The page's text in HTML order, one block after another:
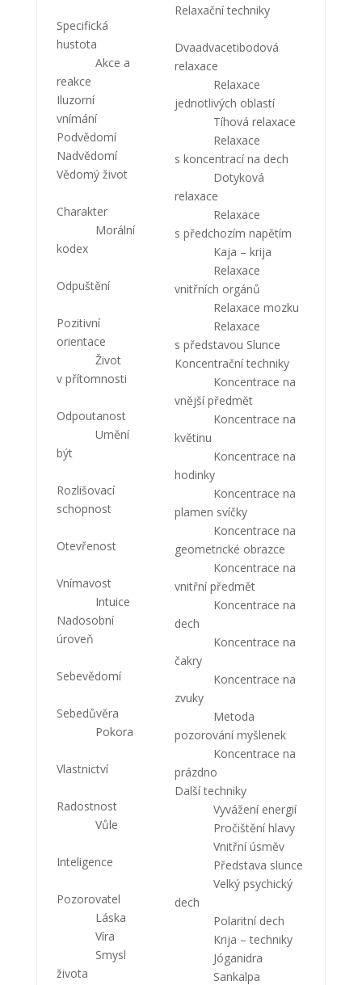
Specifická
hustota
Akce a
reakce
Iluzorní
vnímání
Podvědomí
Nadvědomí
Vědomý život
Charakter
Morální
kodex
Odpuštění
Pozitivní
orientace
Život
v přítomnosti
Odpoutanost
Umění
být
Rozlišovací
schopnost
Otevřenost
Vnímavost
Intuice
Nadosobní
úroveň
Sebevědomí
Sebedůvěra
Pokora
Vlastnictví
Radostnost
Vůle
Inteligence
Pozorovatel
Láska
Víra
Smysl
života
Relaxační techniky
Dvaadvacetibodová
relaxace
Relaxace
jednotlivých oblastí
Tíhová relaxace
Relaxace
s koncentrací na dech
Dotyková
relaxace
Relaxace
s předchozím napětím
Kaja – krija
Relaxace
vnitřních orgánů
Relaxace mozku
Relaxace
s představou Slunce
Koncentrační techniky
Koncentrace na
vnější předmět
Koncentrace na
květinu
Koncentrace na
hodinky
Koncentrace na
plamen svíčky
Koncentrace na
geometrické obrazce
Koncentrace na
vnitřní předmět
Koncentrace na
dech
Koncentrace na
čakry
Koncentrace na
zvuky
Metoda
pozorování myšlenek
Koncentrace na
prázdno
Další techniky
Vyvážení energií
Pročištění hlavy
Vnitřní úsměv
Představa slunce
Velký psychický
dech
Polaritní dech
Krija – techniky
Jóganidra
Sankalpa